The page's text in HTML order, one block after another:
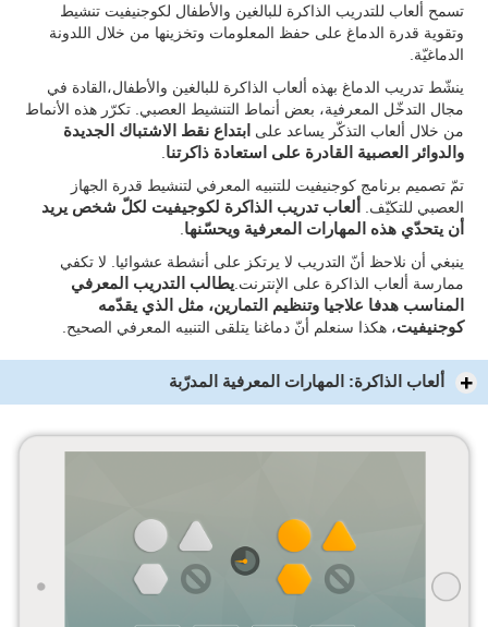
تسمح ألعاب للتدريب الذاكرة للبالغين والأطفال لكوجنيفيت تنشيط
وتقوية قدرة الدماغ على حفظ المعلومات وتخزينها من خلال اللدونة
الدماغيّة.
ينشّط تدريب الدماغ بهذه ألعاب الذاكرة للبالغين والأطفال،القادة في
مجال التدخّل المعرفية، بعض أنماط التنشيط العصبي. تكرّر هذه الأنماط
من خلال ألعاب التذكّر يساعد على ابتداع نقط الاشتباك الجديدة
والدوائر العصبية القادرة على استعادة ذاكرتنا
تمّ تصميم برنامج كوجنيفيت للتنبيه المعرفي لتنشيط قدرة الجهاز
العصبي للتكيّف.
ألعاب تدريب الذاكرة لكوجيفيت لكلّ شخص يريد
أن يتحدّي هذه المهارات المعرفية ويحسّنها
ينبغي أن نلاحظ أنّ التدريب لا يرتكز على أنشطة عشوائيا. لا تكفي
ممارسة ألعاب الذاكرة على الإنترنت.يطالب التدريب المعرفي
المناسب هدفا علاجيا وتنظيم التمارين، مثل الذي يقدّمه
كوجنيفيت، هكذا سنعلم أنّ دماغنا يتلقى التنبيه المعرفي الصحيح.
ألعاب الذاكرة: المهارات المعرفية المدرّبة